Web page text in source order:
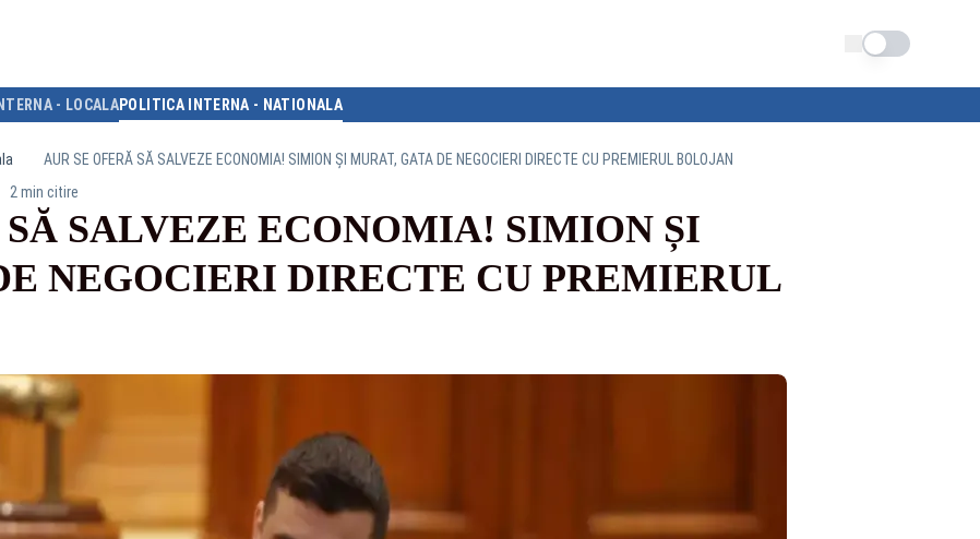
Schimba tema
- LOCALAPOLITICA INTERNA - NATIONALA
AUR SE OFERĂ SĂ SALVEZE ECONOMIA! SIMION ȘI MURAT, GATA DE NEGOCIERI DIRECTE CU PREMIERUL BOLOJAN
2 min citire
SALVEZE ECONOMIA! SIMION ȘI
NEGOCIERI DIRECTE CU PREMIERUL